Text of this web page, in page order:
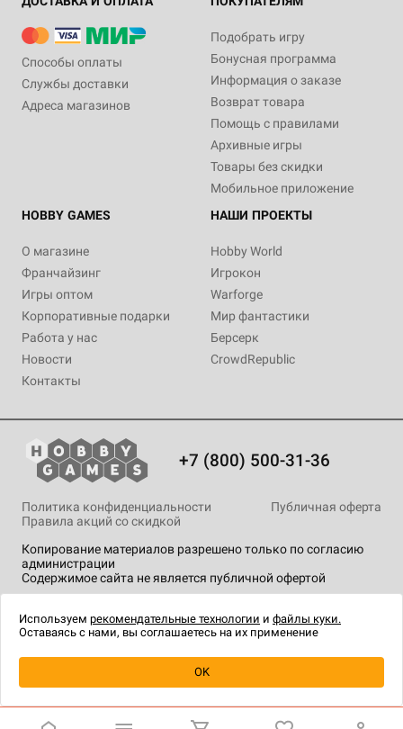
Способы оплаты
Службы доставки
Адреса магазинов
Подобрать игру
Бонусная программа
Информация о заказе
Возврат товара
Помощь с правилами
Архивные игры
Товары без скидки
Мобильное приложение
HOBBY GAMES
О магазине
Франчайзинг
Игры оптом
Корпоративные подарки
Работа у нас
Новости
Контакты
НАШИ ПРОЕКТЫ
Hobby World
Игрокон
Warforge
Мир фантастики
Берсерк
CrowdRepublic
+7 (800) 500-31-36
Копирование материалов разрешено только по согласию
администрации
Содержимое сайта не является публичной офертой
Политика конфиденциальности
Публичная оферта
Правила акций со скидкой
технологии.
Используем рекомендательные технологии и файлы куки.
Оставаясь с нами, вы соглашаетесь на их применение
OK